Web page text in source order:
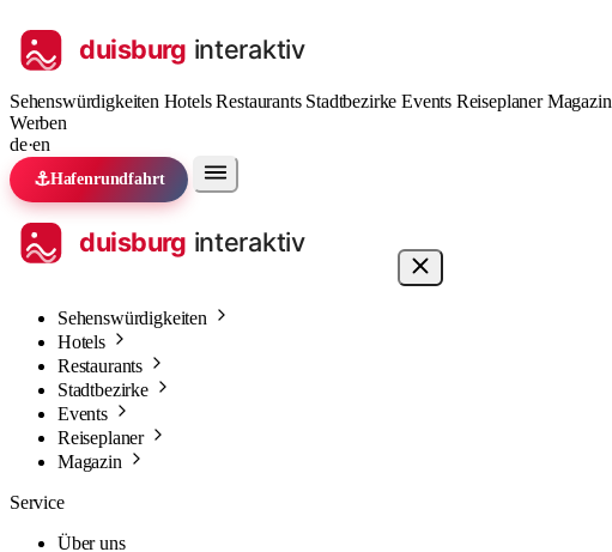
Sehenswürdigkeiten HotelsRestaurants StadtbezirkeEvents ReiseplanerMagazin
Werben
de·en
⚓Hafenrundfahrt
Sehenswürdigkeiten
Hotels
Restaurants
Stadtbezirke
Events
Reiseplaner
Magazin
Service
Über uns